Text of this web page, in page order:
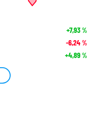
+7,93%
-6,24%
+4,89%